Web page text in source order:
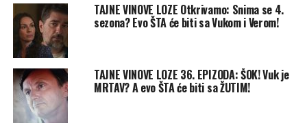
TAJNE VINOVE LOZE Otkrivamo: Snima se 4.
sezona? Evo ŠTA će biti sa Vukom i Verom!
TAJNE VINOVE LOZE 36. EPIZODA: ŠOK! Vuk je
MRTAV? A evo ŠTA će biti sa ŽUTIM!